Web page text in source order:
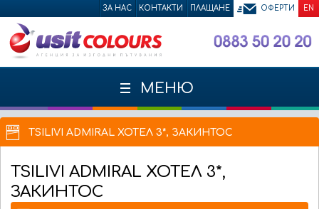
ЗА НАС КОНТАКТИ ПЛАЩАНЕ ОФЕРТИ EN
МЕНЮ
TSILIVI ADMIRAL ХОТЕЛ 3*, ЗАКИНТОС
TSILIVI ADMIRAL ХОТЕЛ 3*,
ЗАКИНТОС